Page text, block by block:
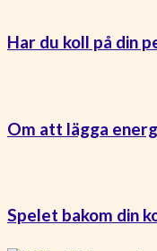
Har du koll på din
Om att lägga
Spelet bakom din